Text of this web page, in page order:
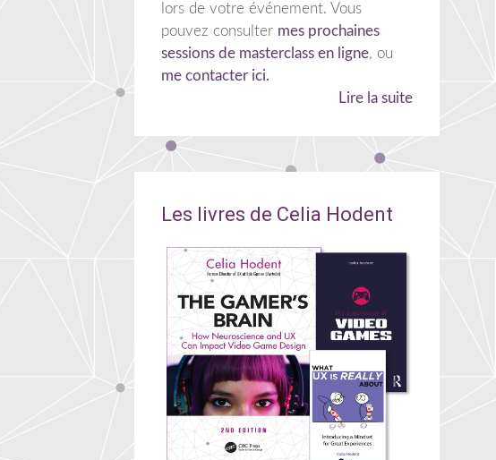
lors de votre événement. Vous
pouvez consulter mes prochaines
sessions de masterclass en ligne, ou
me contacter ici.
Lire la suite
Les livres de Celia Hodent